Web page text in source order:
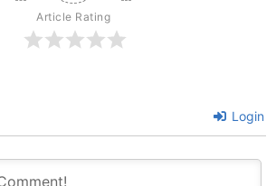
Article Rating
Login